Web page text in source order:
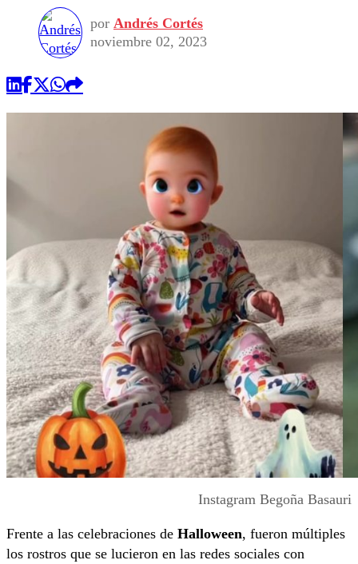
Torneo Internacional
Torneo Nacional
Internacional
Nacional
Programas
Comercial
por Andrés Cortés
noviembre 02, 2023
Instagram Begoña Basauri
Frente a las celebraciones de Halloween, fueron múltiples
los rostros que se lucieron en las redes sociales con